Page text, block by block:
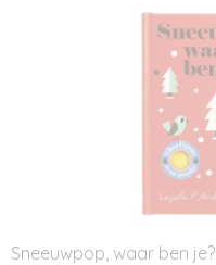
Sneeuwpop, waar ben je?